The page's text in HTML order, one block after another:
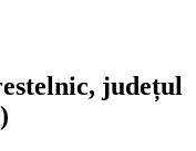
județul